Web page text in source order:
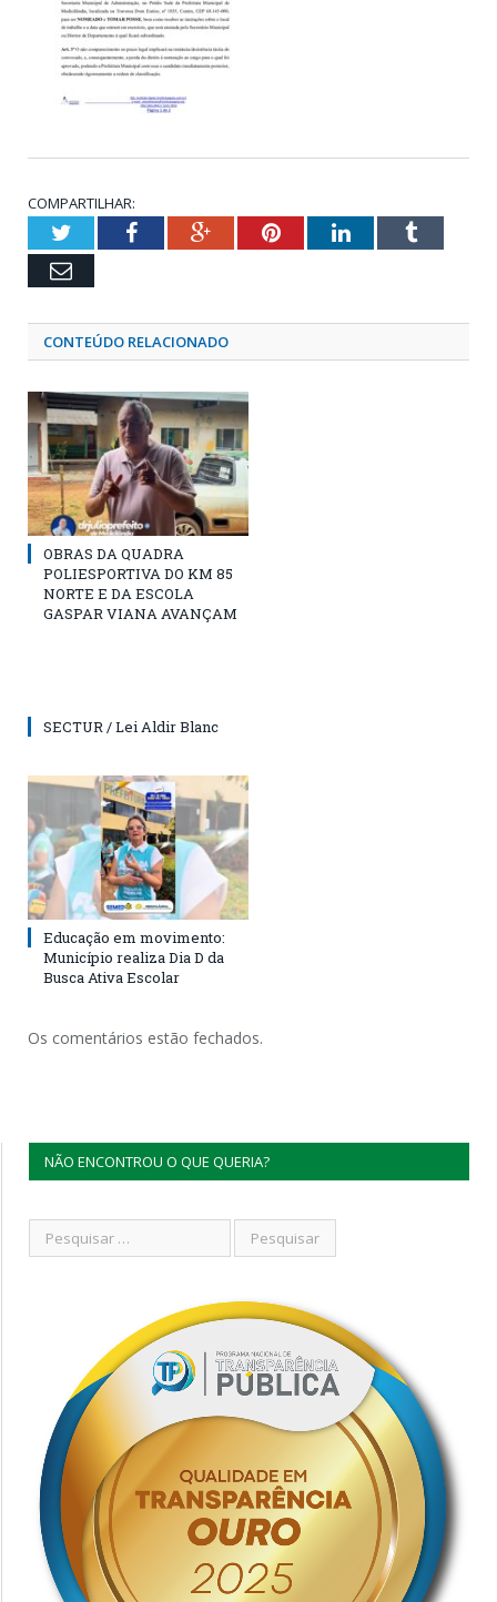
COMPARTILHAR:
TwitterFacebookGoogle+PinterestLinkedInTumblr
Email
CONTEÚDO RELACIONADO
OBRAS DA QUADRA
POLIESPORTIVA DO KM 85
NORTE E DA ESCOLA
GASPAR VIANA AVANÇAM
SECTUR / Lei Aldir Blanc
Educação em movimento:
Município realiza Dia D da
Busca Ativa Escolar
Os comentários estão fechados.
NÃO ENCONTROU O QUE QUERIA?